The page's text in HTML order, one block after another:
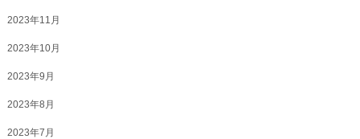
2023年11月
2023年10月
2023年9月
2023年8月
2023年7月